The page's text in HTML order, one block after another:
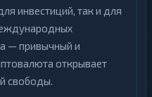
инвестиций, так и для
— привычный и
открывает
свободы.